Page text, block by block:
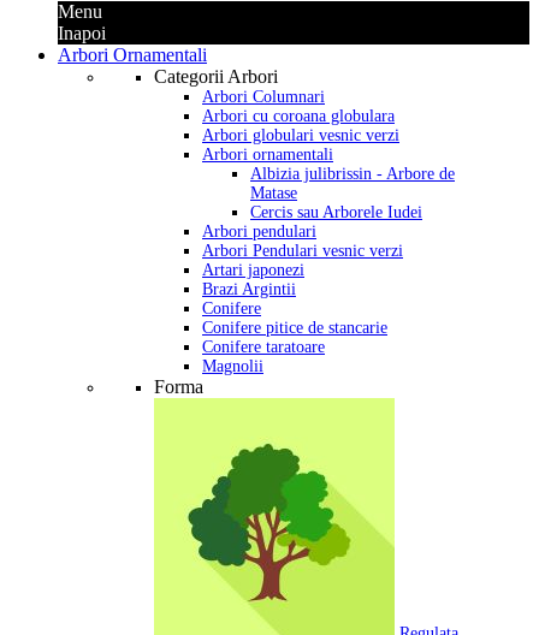
Menu
Inapoi
Arbori Ornamentali
Categorii Arbori
Arbori Columnari
Arbori cu coroana globulara
Arbori globulari vesnic verzi
Arbori ornamentali
Albizia julibrissin - Arbore de
Matase
Cercis sau Arborele Iudei
Arbori pendulari
Arbori Pendulari vesnic verzi
Artari japonezi
Brazi Argintii
Conifere
Conifere pitice de stancarie
Conifere taratoare
Magnolii
Forma